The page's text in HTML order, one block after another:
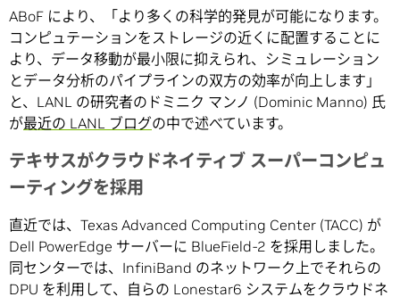
ABoF により、「より多くの科学的発見が可能になります。
コンピュテーションをストレージの近くに配置することに
より、データ移動が最小限に抑えられ、シミュレーション
とデータ分析のパイプラインの双方の効率が向上します」
と、LANL の研究者のドミニク マンノ (Dominic Manno) 氏
が最近の LANL ブログの中で述べています。
テキサスがクラウドネイティブ スーパーコンピュ
ーティングを採用
直近では、Texas Advanced Computing Center (TACC) が
Dell PowerEdge サーバーに BlueField-2 を採用しました。
同センターでは、InfiniBand のネットワーク上でそれらの
DPU を利用して、自らの Lonestar6 システムをクラウドネ